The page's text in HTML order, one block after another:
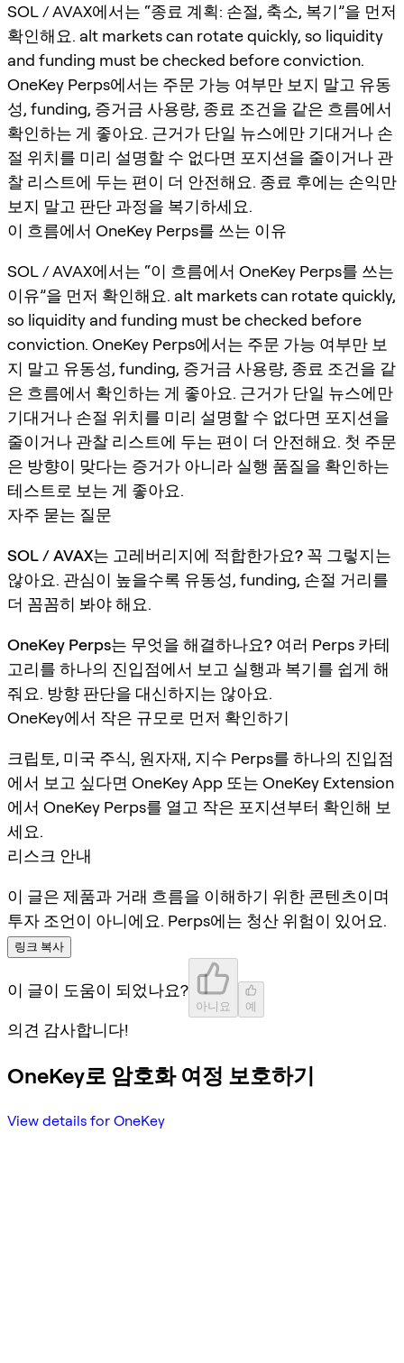
SOL / AVAX에서는 “종료 계획: 손절, 축소, 복기”을 먼저
확인해요. alt markets can rotate quickly, so liquidity
and funding must be checked before conviction.
OneKey Perps에서는 주문 가능 여부만 보지 말고 유동
성, funding, 증거금 사용량, 종료 조건을 같은 흐름에서
확인하는 게 좋아요. 근거가 단일 뉴스에만 기대거나 손
절 위치를 미리 설명할 수 없다면 포지션을 줄이거나 관
찰 리스트에 두는 편이 더 안전해요. 종료 후에는 손익만
보지 말고 판단 과정을 복기하세요.
이 흐름에서 OneKey Perps를 쓰는 이유
SOL / AVAX에서는 “이 흐름에서 OneKey Perps를 쓰는
이유”을 먼저 확인해요. alt markets can rotate quickly,
so liquidity and funding must be checked before
conviction. OneKey Perps에서는 주문 가능 여부만 보
지 말고 유동성, funding, 증거금 사용량, 종료 조건을 같
은 흐름에서 확인하는 게 좋아요. 근거가 단일 뉴스에만
기대거나 손절 위치를 미리 설명할 수 없다면 포지션을
줄이거나 관찰 리스트에 두는 편이 더 안전해요. 첫 주문
은 방향이 맞다는 증거가 아니라 실행 품질을 확인하는
테스트로 보는 게 좋아요.
자주 묻는 질문
SOL / AVAX는 고레버리지에 적합한가요? 꼭 그렇지는
않아요. 관심이 높을수록 유동성, funding, 손절 거리를
더 꼼꼼히 봐야 해요.
OneKey Perps는 무엇을 해결하나요? 여러 Perps 카테
고리를 하나의 진입점에서 보고 실행과 복기를 쉽게 해
줘요. 방향 판단을 대신하지는 않아요.
OneKey에서 작은 규모로 먼저 확인하기
크립토, 미국 주식, 원자재, 지수 Perps를 하나의 진입점
에서 보고 싶다면 OneKey App 또는 OneKey Extension
에서 OneKey Perps를 열고 작은 포지션부터 확인해 보
세요.
리스크 안내
이 글은 제품과 거래 흐름을 이해하기 위한 콘텐츠이며
투자 조언이 아니에요. Perps에는 청산 위험이 있어요.
링크 복사
이 글이 도움이 되었나요?
아니요 예
의견 감사합니다!
OneKey로 암호화 여정 보호하기
View details for OneKey